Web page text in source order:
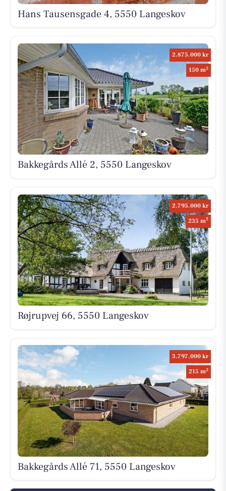
Hans Tausensgade 4, 5550 Langeskov
2.875.000 kr
150 m2
Bakkegårds Allé 2, 5550 Langeskov
2.795.000 kr
235 m2
Røjrupvej 66, 5550 Langeskov
3.797.000 kr
215 m2
Bakkegårds Allé 71, 5550 Langeskov